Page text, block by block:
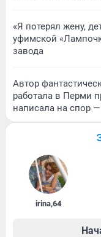
«Я потерял жену,
уфимской
завода
Автор
работала в Перми
написала на спор
irina,64